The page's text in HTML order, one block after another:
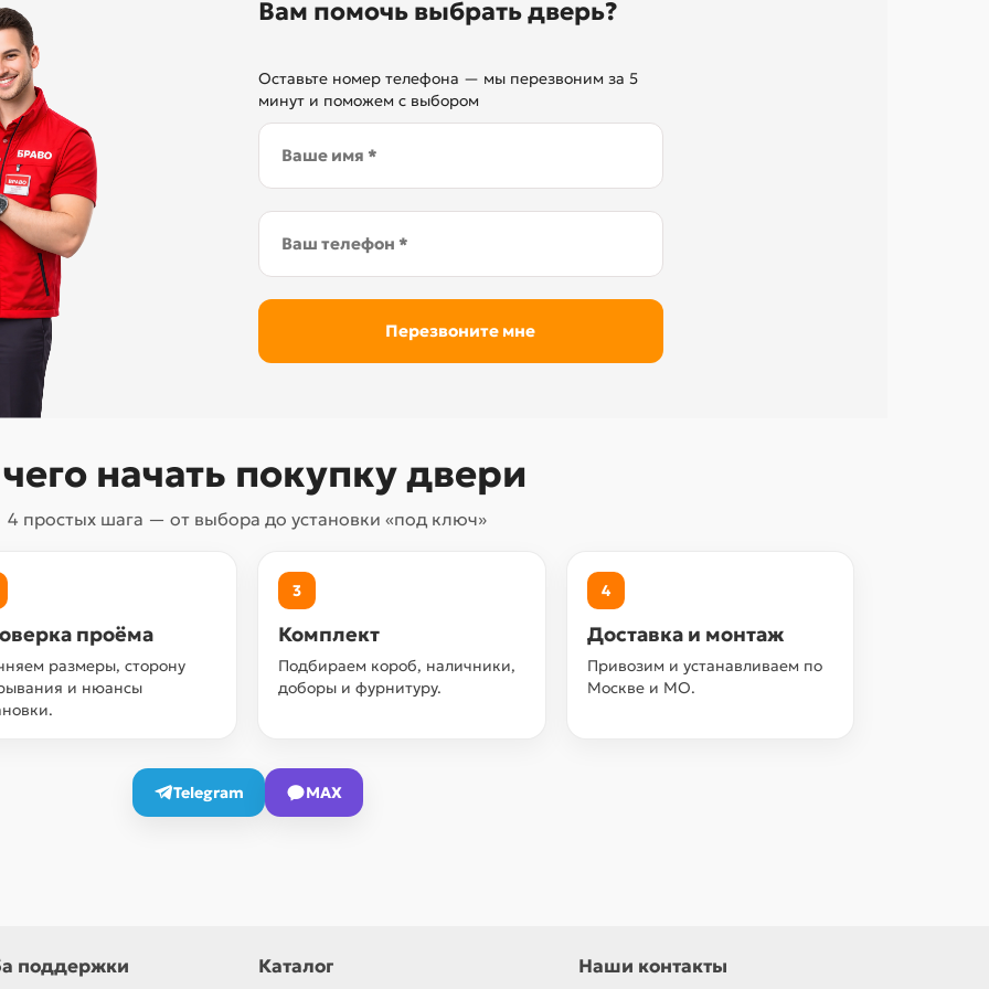
Вам помочь выбрать дверь?
Оставьте номер телефона — мы перезвоним за 5
минут и поможем с выбором
начать покупку двери
4 простых шага — от выбора до установки «под ключ»
проёма
размеры, сторону
и нюансы
3
Комплект
Подбираем короб, наличники,
доборы и фурнитуру.
4
Доставка и монтаж
Привозим и устанавливаем по
Москве и МО.
Telegram MAX
поддержки Каталог Наши контакты